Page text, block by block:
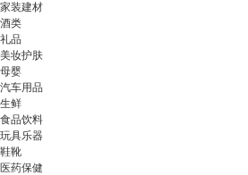
家装建材
酒类
礼品
美妆护肤
母婴
汽车用品
生鲜
食品饮料
玩具乐器
鞋靴
医药保健